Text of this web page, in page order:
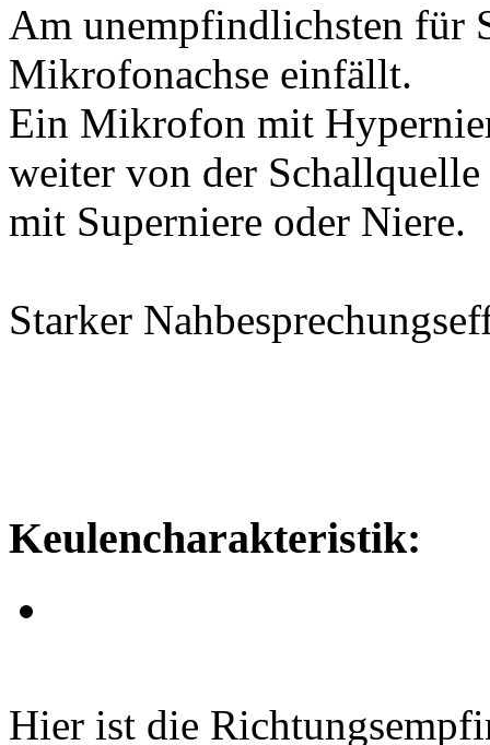
Am unempfindlichsten für
Mikrofonachse einfällt.
Ein Mikrofon mit
weiter von der
mit Superniere oder Niere.
Starker
Keulencharakteristik:
Hier ist die